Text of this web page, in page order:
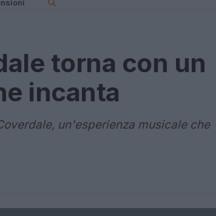
torna con un
incanta
un'esperienza musicale che